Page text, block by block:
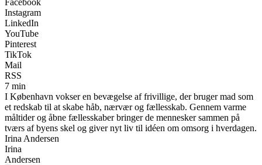
Instagram
LinkedIn
YouTube
Pinterest
TikTok
Mail
RSS
7 min
I København vokser en bevægelse af frivillige, der bruger mad som
et redskab til at skabe håb, nærvær og fællesskab. Gennem varme
måltider og åbne fællesskaber bringer de mennesker sammen på
tværs af byens skel og giver nyt liv til idéen om omsorg i hverdagen.
Irina Andersen
Irina
Andersen